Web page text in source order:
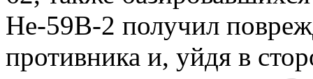
Не-59В-2 получил
противника и, уйдя в